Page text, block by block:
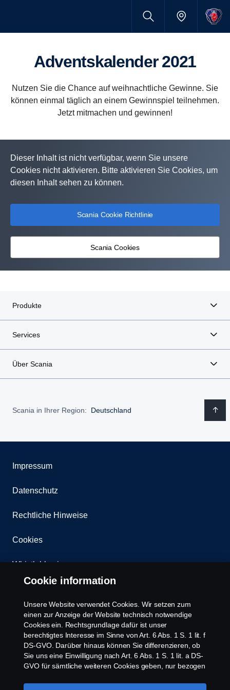
Advents­ka­lender 2021
Nutzen Sie die Chance auf weihnachtliche Gewinne. Sie
können einmal täglich an einem Gewinnspiel teilnehmen.
Jetzt mitmachen und gewinnen!
Dieser Inhalt ist nicht verfügbar, wenn Sie unsere
Cookies nicht aktivieren. Bitte aktivieren Sie Cookies, um
diesen Inhalt sehen zu können.
Scania Cookie Richtlinie
Scania Cookies
Produkte
Services
Über Scania
Scania in Ihrer Region: Deutschland
Impressum
Datenschutz
Rechtliche Hinweise
Cookies
Whistleblowing
Newsletter
Scania Cookie Richtlinie
Cookie information
Unsere Website verwendet Cookies. Wir setzen zum
einen zur Anzeige der Website technisch notwendige
Cookies ein. Rechtsgrundlage dafür ist unser
berechtigtes Interesse im Sinne von Art. 6 Abs. 1 S. 1 lit. f
DS-GVO. Darüber hinaus können Sie differenzieren, ob
Sie uns eine Einwilligung nach Art. 6 Abs. 1 S. 1 lit. a DS-
GVO für sämtliche weiteren Cookies geben, nur bezogen
Diese Einwilligung ist freiwillig und kann jederzeit mit